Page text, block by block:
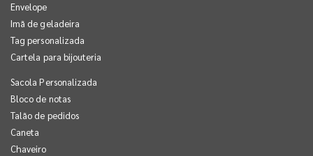
Envelope
Imã de geladeira
Tag personalizada
Cartela para bijouteria
Sacola Personalizada
Bloco de notas
Talão de pedidos
Caneta
Chaveiro